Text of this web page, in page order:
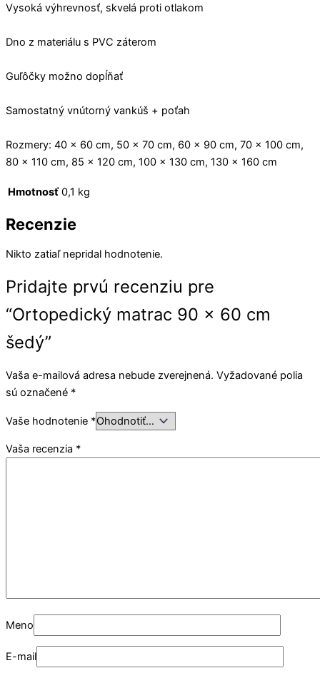
Vysoká výhrevnosť, skvelá proti otlakom
Dno z materiálu s PVC záterom
Guľôčky možno dopĺňať
Samostatný vnútorný vankúš + poťah
Rozmery: 40 x 60 cm, 50 x 70 cm, 60 x 90 cm, 70 x 100 cm,
80 x 110 cm, 85 x 120 cm, 100 x 130 cm, 130 x 160 cm
Hmotnosť 0,1 kg
Recenzie
Nikto zatiaľ nepridal hodnotenie.
Pridajte prvú recenziu pre
“Ortopedický matrac 90 x 60 cm
šedý”
Vaša e-mailová adresa nebude zverejnená. Vyžadované polia
sú označené *
Vaše hodnotenie *
Vaša recenzia *
Meno
E-mail